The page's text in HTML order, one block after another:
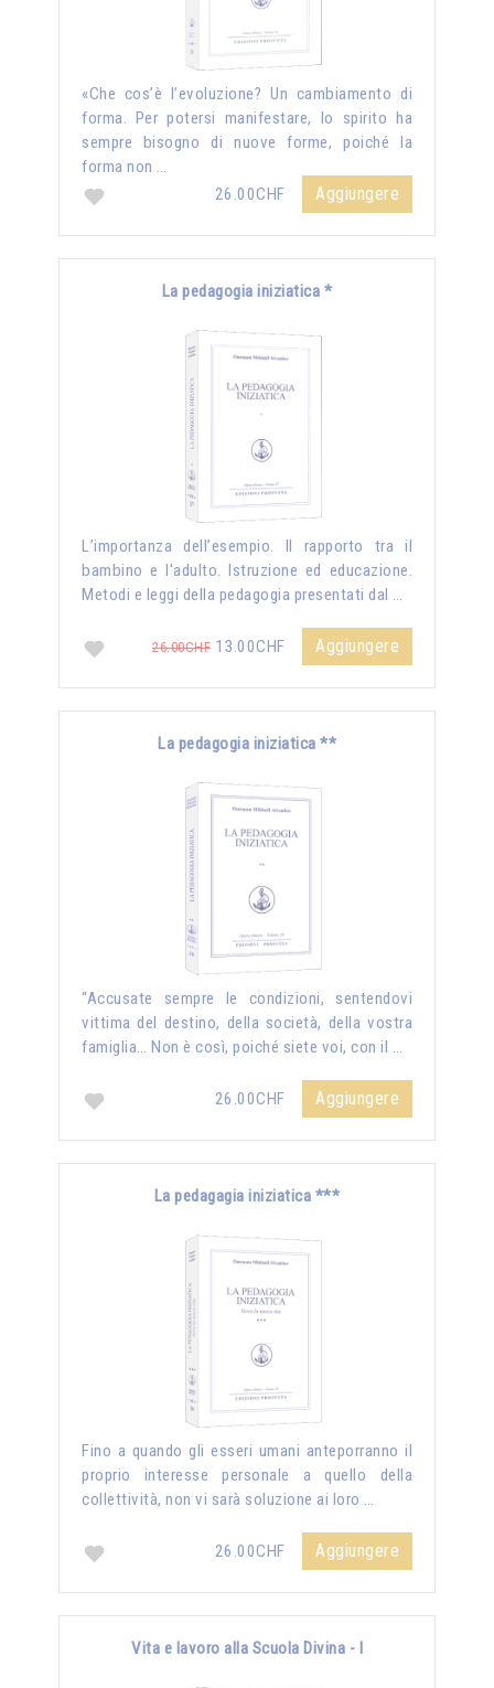
«Che cos’è l’evoluzione? Un cambiamento di
forma. Per potersi manifestare, lo spirito ha
sempre bisogno di nuove forme, poiché la
forma non …
26.00CHF
Aggiungere
La pedagogia iniziatica *
L’importanza dell’esempio. Il rapporto tra il
bambino e l'adulto. Istruzione ed educazione.
Metodi e leggi della pedagogia presentati dal …
26.00CHF 13.00CHF Aggiungere
La pedagogia iniziatica **
“Accusate sempre le condizioni, sentendovi
vittima del destino, della società, della vostra
famiglia… Non è così, poiché siete voi, con il …
26.00CHF Aggiungere
La pedagagia iniziatica ***
Fino a quando gli esseri umani anteporranno il
proprio interesse personale a quello della
collettività, non vi sarà soluzione ai loro …
26.00CHF Aggiungere
Vita e lavoro alla Scuola Divina - I